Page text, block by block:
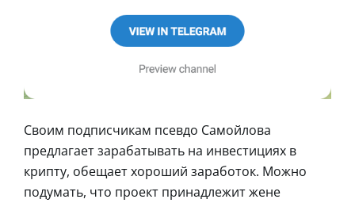
Своим подписчикам псевдо Самойлова
предлагает зарабатывать на инвестициях в
крипту, обещает хороший заработок. Можно
подумать, что проект принадлежит жене